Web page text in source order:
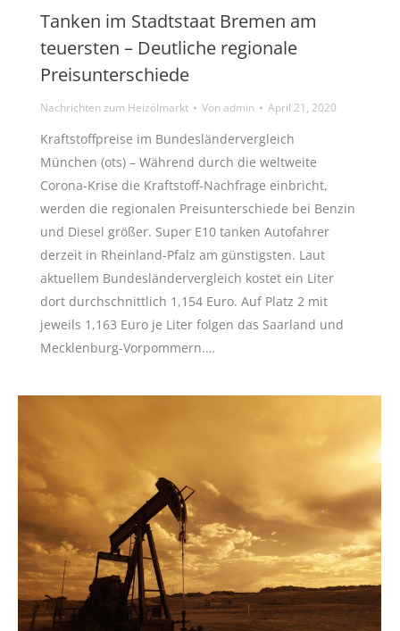
Tanken im Stadtstaat Bremen am
teuersten – Deutliche regionale
Preisunterschiede
Nachrichten zum Heizölmarkt Vonadmin April 21, 2020
Kraftstoffpreise im Bundesländervergleich
München (ots) – Während durch die weltweite
Corona-Krise die Kraftstoff-Nachfrage einbricht,
werden die regionalen Preisunterschiede bei Benzin
und Diesel größer. Super E10 tanken Autofahrer
derzeit in Rheinland-Pfalz am günstigsten. Laut
aktuellem Bundesländervergleich kostet ein Liter
dort durchschnittlich 1,154 Euro. Auf Platz 2 mit
jeweils 1,163 Euro je Liter folgen das Saarland und
Mecklenburg-Vorpommern.…